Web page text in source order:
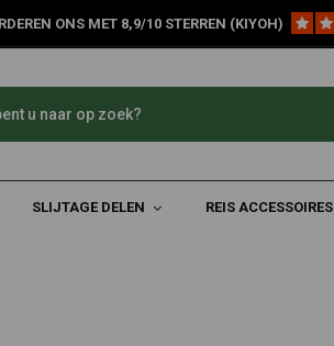
ONS MET 8,9/10 STERREN (KIYOH)
SLIJTAGE DELEN REIS ACCESSOIRES
SPLIT-RS LED-Achterlicht